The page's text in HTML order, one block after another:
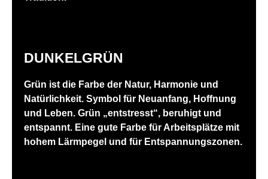
DUNKELGRÜN
Grün ist die Farbe der Natur, Harmonie und
Natürlichkeit. Symbol für Neuanfang, Hoffnung
und Leben. Grün „entstresst“, beruhigt und
entspannt. Eine gute Farbe für Arbeitsplätze mit
hohem Lärmpegel und für Entspannungszonen.